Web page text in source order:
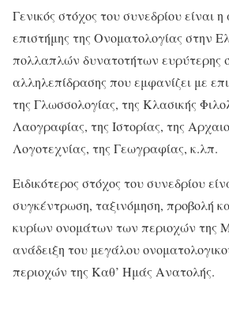
Γενικός στόχος του συνεδρίου είναι η
επιστήμης της Ονοματολογίας στην
πολλαπλών δυνατοτήτων ευρύτερης
αλληλεπίδρασης που εμφανίζει με
της Γλωσσολογίας, της Κλασικής
Λαογραφίας, της Ιστορίας, της
Λογοτεχνίας, της Γεωγραφίας, κ.λπ.
Ειδικότερος στόχος του συνεδρίου
συγκέντρωση, ταξινόμηση, προβολή
κυρίων ονομάτων των περιοχών της
ανάδειξη του μεγάλου
περιοχών της Καθ’ Ημάς Ανατολής.